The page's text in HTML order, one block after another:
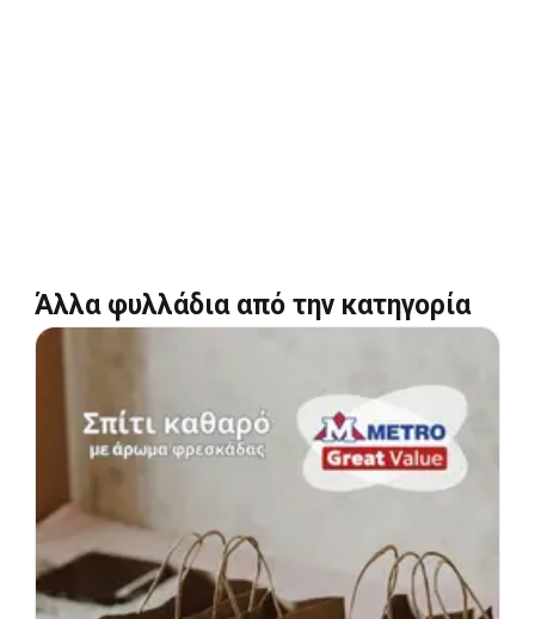
Άλλα φυλλάδια από την κατηγορία